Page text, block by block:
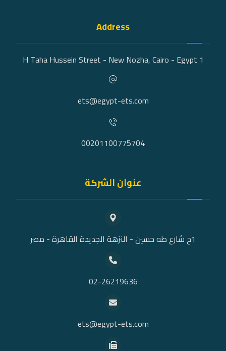
Address
1 H Taha Hussein Street - New Nozha, Cairo - Egypt
ets@egypt-ets.com
00201100775704
عنوان الشركة
1ح شارع طه حسين - النزهة الجديدة القاهرة - مصر
02-26219636
ets@egypt-ets.com